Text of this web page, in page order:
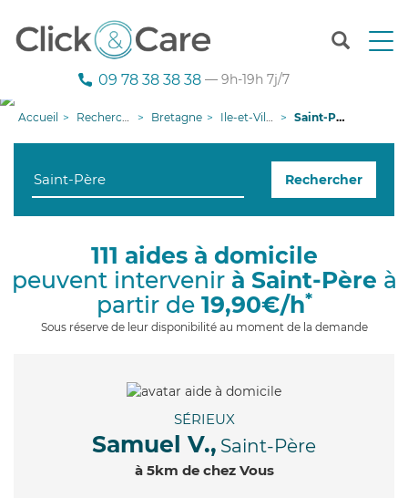
T
n
g
09 78 38 38 38 — 9h-19h 7j/7
Accueil Recherche aide à domicile Bretagne Ile-et-Vilaine Saint-Père
Rechercher
111 aides à domicile
peuvent intervenir à Saint-Père à
partir de 19,90€/h*
Sous réserve de leur disponibilité au moment de la demande
SÉRIEUX
Samuel V., Saint-Père
à 5km de chez Vous